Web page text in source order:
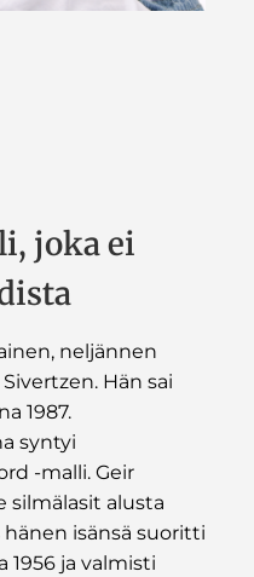
joka ei
neljännen
Hän sai
1987.
syntyi
-malli. Geir
silmälasit alusta
isänsä suoritti
ja valmisti